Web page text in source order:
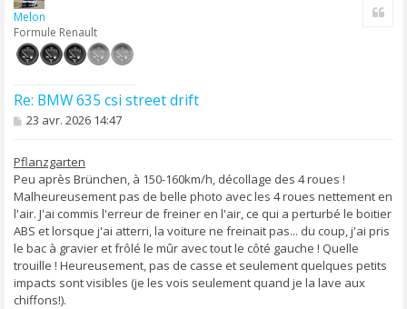
Melon
Formule Renault
Re: BMW 635 csi street drift
M
s
a
g
e
23 avr. 2026 14:47
Pflanzgarten
Peu après Brünchen, à 150-160km/h, décollage des 4 roues !
Malheureusement pas de belle photo avec les 4 roues nettement en
l'air. J'ai commis l'erreur de freiner en l'air, ce qui a perturbé le boitier
ABS et lorsque j'ai atterri, la voiture ne freinait pas... du coup, j'ai pris
le bac à gravier et frôlé le mûr avec tout le côté gauche ! Quelle
trouille ! Heureusement, pas de casse et seulement quelques petits
impacts sont visibles (je les vois seulement quand je la lave aux
chiffons!).